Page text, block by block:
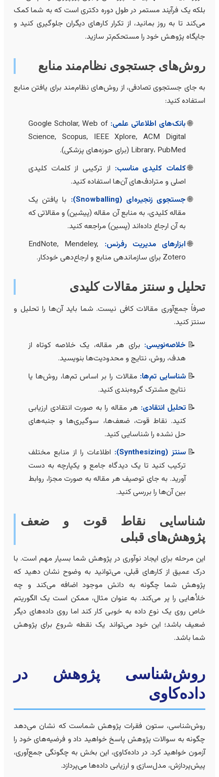
یک فرآیند مستمر در طول دوره دکتری است که به شما کمک
تا به روز بمانید، از تکرار کارهای دیگران جلوگیری کنید و
پژوهش خود را مستحکم‌تر سازید.
جستجوی نظام‌مند منابع
جای جستجوی تصادفی، از روش‌های نظام‌مند برای یافتن منابع
کنید:
بانک‌های اطلاعاتی علمی: Google Scholar, Web of
Science, Scopus, IEEE Xplore, ACM Digital
Library، PubMed (برای حوزه‌های پزشکی).
کلمات کلیدی مناسب:از ترکیبی از کلمات کلیدی
اصلی و مترادف‌های آن‌ها استفاده کنید.
جستجوی زنجیره‌ای (Snowballing):
با یافتن یک
مقاله کلیدی، به منابع آن مقاله (پیشین) و مقالاتی که
به آن ارجاع داده‌اند (پسین) مراجعه کنید.
ابزارهای مدیریت رفرنس: EndNote, Mendeley,
Zotero برای سازماندهی منابع و ارجاع‌دهی خودکار.
و سنتز مقالات کلیدی
جمع‌آوری مقالات کافی نیست. شما باید آن‌ها را تحلیل و
کنید.
خلاصه‌نویسی:برای هر مقاله، یک خلاصه کوتاه از
هدف، روش، نتایج و محدودیت‌ها بنویسید.
شناسایی تم‌ها:مقالات را بر اساس تم‌ها، روش‌ها یا
نتایج مشترک گروه‌بندی کنید.
تحلیل انتقادی:هر مقاله را به صورت انتقادی ارزیابی
کنید. نقاط قوت، ضعف‌ها، سوگیری‌ها و جنبه‌های
حل نشده را شناسایی کنید.
سنتز (Synthesizing):
اطلاعات را از منابع مختلف
ترکیب کنید تا یک دیدگاه جامع و یکپارچه به دست
آورید. به جای توصیف هر مقاله به صورت مجزا، روابط
بین آن‌ها را بررسی کنید.
نقاط قوت و ضعف
قبلی
مرحله برای ایجاد نوآوری در پژوهش شما بسیار مهم است. با
عمیق از کارهای قبلی، می‌توانید به وضوح نشان دهید که
شما چگونه به دانش موجود اضافه می‌کند و چه
را پر می‌کند. به عنوان مثال، ممکن است یک الگوریتم
روی یک نوع داده به خوبی کار کند اما روی داده‌های دیگر
باشد؛ این خود می‌تواند یک نقطه شروع برای پژوهش
باشد.
پژوهش در
ستون فقرات پژوهش شماست که نشان می‌دهد
به سوالات پژوهش پاسخ خواهید داد و فرضیه‌های خود را
خواهید کرد. در داده‌کاوی، این بخش به چگونگی جمع‌آوری،
مدل‌سازی و ارزیابی داده‌ها می‌پردازد.